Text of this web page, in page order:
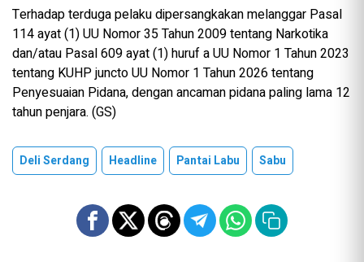
Terhadap terduga pelaku dipersangkakan melanggar Pasal
114 ayat (1) UU Nomor 35 Tahun 2009 tentang Narkotika
dan/atau Pasal 609 ayat (1) huruf a UU Nomor 1 Tahun 2023
tentang KUHP juncto UU Nomor 1 Tahun 2026 tentang
Penyesuaian Pidana, dengan ancaman pidana paling lama 12
tahun penjara. (GS)
Deli Serdang Headline Pantai Labu Sabu